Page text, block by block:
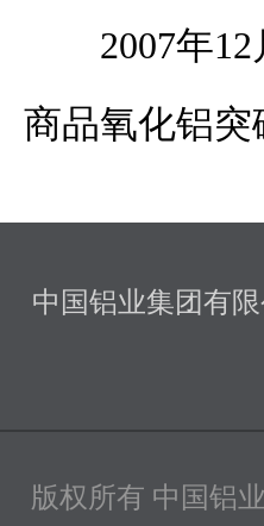
2007年
商品氧化铝突
中国铝业集团有
版权所有 中国铝